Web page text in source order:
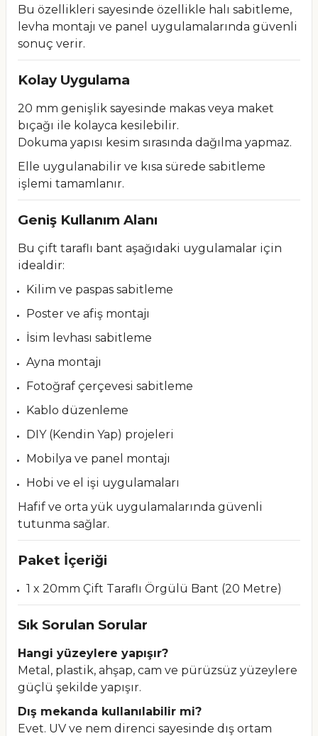
Bu özellikleri sayesinde özellikle halı sabitleme,
levha montajı ve panel uygulamalarında güvenli
sonuç verir.
Kolay Uygulama
20 mm genişlik sayesinde makas veya maket
bıçağı ile kolayca kesilebilir.
Dokuma yapısı kesim sırasında dağılma yapmaz.
Elle uygulanabilir ve kısa sürede sabitleme
işlemi tamamlanır.
Geniş Kullanım Alanı
Bu çift taraflı bant aşağıdaki uygulamalar için
idealdir:
Kilim ve paspas sabitleme
Poster ve afiş montajı
İsim levhası sabitleme
Ayna montajı
Fotoğraf çerçevesi sabitleme
Kablo düzenleme
DIY (Kendin Yap) projeleri
Mobilya ve panel montajı
Hobi ve el işi uygulamaları
Hafif ve orta yük uygulamalarında güvenli
tutunma sağlar.
Paket İçeriği
1 x 20mm Çift Taraflı Örgülü Bant (20 Metre)
Sık Sorulan Sorular
Hangi yüzeylere yapışır?
Metal, plastik, ahşap, cam ve pürüzsüz yüzeylere
güçlü şekilde yapışır.
Dış mekanda kullanılabilir mi?
Evet. UV ve nem direnci sayesinde dış ortam